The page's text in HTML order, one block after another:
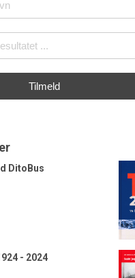
Tilmeld
DitoBus
- 2024